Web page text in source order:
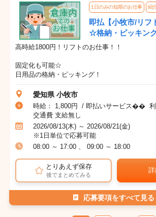
1日のみの短期のお仕事 紹
即払【小牧市/リフ
☆格納・ピッキン
高時給1800円！リフトのお仕事！！
固定化も可能☆
日用品の格納・ピッキング！
愛知県 小牧市
時給： 1,800円 / 即払いサービス�� 利
交通費 支給無し
2026/08/13(木) ～ 2026/08/21(金)
※1日単位で応募可能
08:00 ～ 17:00 、 09:00 ～ 18:00
とりあえず保存
後でまとめてみる
応募要項をすべて見る